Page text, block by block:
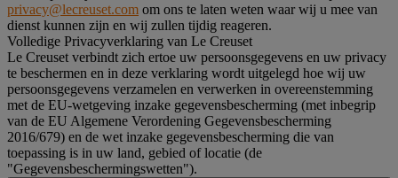
privacy@lecreuset.com om ons te laten weten waar wij u mee van
dienst kunnen zijn en wij zullen tijdig reageren.
Volledige Privacyverklaring van Le Creuset
Le Creuset verbindt zich ertoe uw persoonsgegevens en uw privacy
te beschermen en in deze verklaring wordt uitgelegd hoe wij uw
persoonsgegevens verzamelen en verwerken in overeenstemming
met de EU-wetgeving inzake gegevensbescherming (met inbegrip
van de EU Algemene Verordening Gegevensbescherming
2016/679) en de wet inzake gegevensbescherming die van
toepassing is in uw land, gebied of locatie (de
"Gegevensbeschermingswetten").